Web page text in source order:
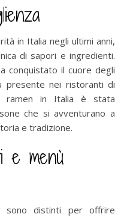
in Italia negli ultimi anni,
di sapori e ingredienti.
conquistato il cuore degli
presente nei ristoranti di
ramen in Italia è stata
che si avventurano a
e tradizione.
e menù
sono distinti per offrire